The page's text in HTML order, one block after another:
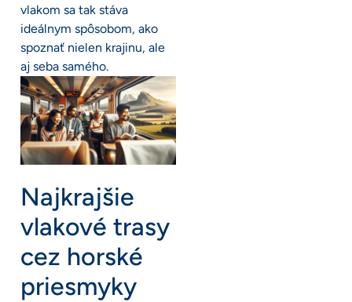
vlakom sa tak stáva
ideálnym spôsobom, ako
spoznať nielen krajinu, ale
aj seba samého.
Najkrajšie
vlakové trasy
cez horské
priesmyky